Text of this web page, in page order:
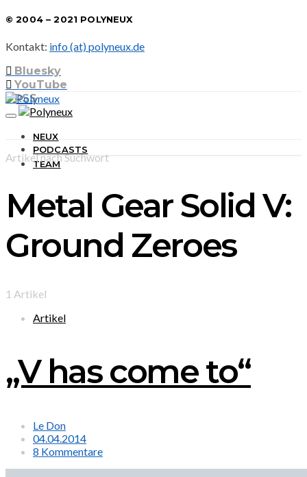
© 2004 – 2021 POLYNEUX
Kontakt: info (at) polyneux.de
Bluesky
YouTube
RSS
NEUX
PODCASTS
TEAM
Artikel nach Suchwort
Metal Gear Solid V:
Ground Zeroes
1 Artikel
Artikel
„V has come to“
Le Don
04.04.2014
8 Kommentare